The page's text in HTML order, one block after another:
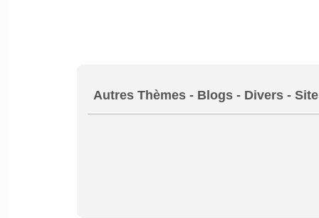
Autres Thèmes - Blogs - Divers -